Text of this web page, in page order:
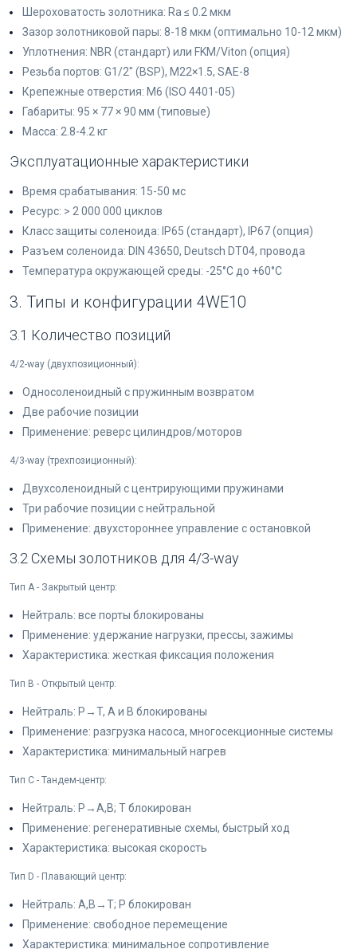
Шероховатость золотника: Ra ≤ 0.2 мкм
Зазор золотниковой пары: 8-18 мкм (оптимально 10-12 мкм)
Уплотнения: NBR (стандарт) или FKM/Viton (опция)
Резьба портов: G1/2" (BSP), M22×1.5, SAE-8
Крепежные отверстия: M6 (ISO 4401-05)
Габариты: 95 × 77 × 90 мм (типовые)
Масса: 2.8-4.2 кг
Эксплуатационные характеристики
Время срабатывания: 15-50 мс
Ресурс: > 2 000 000 циклов
Класс защиты соленоида: IP65 (стандарт), IP67 (опция)
Разъем соленоида: DIN 43650, Deutsch DT04, провода
Температура окружающей среды: -25°C до +60°C
3. Типы и конфигурации 4WE10
3.1 Количество позиций
4/2-way (двухпозиционный):
Односоленоидный с пружинным возвратом
Две рабочие позиции
Применение: реверс цилиндров/моторов
4/3-way (трехпозиционный):
Двухсоленоидный с центрирующими пружинами
Три рабочие позиции с нейтральной
Применение: двухстороннее управление с остановкой
3.2 Схемы золотников для 4/3-way
Тип A - Закрытый центр:
Нейтраль: все порты блокированы
Применение: удержание нагрузки, прессы, зажимы
Характеристика: жесткая фиксация положения
Тип B - Открытый центр:
Нейтраль: P→T, A и B блокированы
Применение: разгрузка насоса, многосекционные системы
Характеристика: минимальный нагрев
Тип C - Тандем-центр:
Нейтраль: P→A,B; T блокирован
Применение: регенеративные схемы, быстрый ход
Характеристика: высокая скорость
Тип D - Плавающий центр:
Нейтраль: A,B→T; P блокирован
Применение: свободное перемещение
Характеристика: минимальное сопротивление